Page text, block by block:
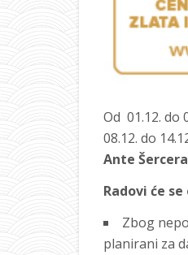
Od 01.12. do
08.12. do
Ante
Radovi će
Zbog
planirani za